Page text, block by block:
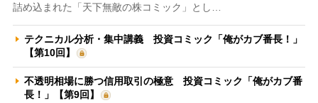
詰め込まれた「天下無敵の株コミック」とし…
テクニカル分析・集中講義 投資コミック「俺がカブ番長！」
【第10回】
不透明相場に勝つ信用取引の極意 投資コミック「俺がカブ番
長！」【第9回】